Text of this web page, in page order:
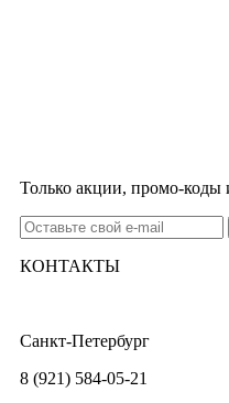
Только акции, промо-коды
КОНТАКТЫ
Санкт-Петербург
8 (921) 584-05-21